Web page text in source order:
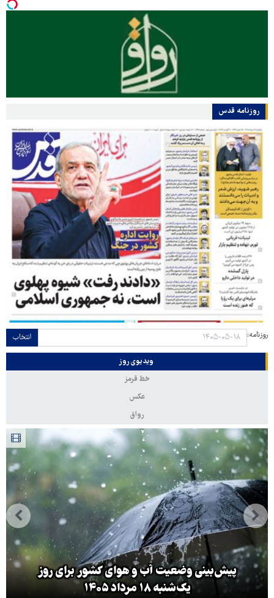
روزنامه قدس
روزنامه: انتخاب
ویدیوی روز
خط قرمز
عکس
رواق
پیش‌بینی وضعیت آب و هوای کشور برای روز
یک‌شنبه ۱۸ مرداد ۱۴۰۵